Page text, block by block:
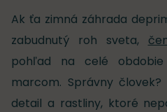
Ak ťa zimná záhrada
zabudnutý roh sveta,
pohľad na celé
marcom. Správny
detail a rastliny, ktoré